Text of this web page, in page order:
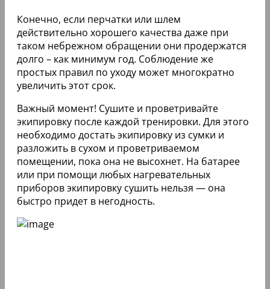
Конечно, если перчатки или шлем
действительно хорошего качества даже при
таком небрежном обращении они продержатся
долго – как минимум год. Соблюдение же
простых правил по уходу может многократно
увеличить этот срок.
Важный момент! Сушите и проветривайте
экипировку после каждой тренировки. Для этого
необходимо достать экипировку из сумки и
разложить в сухом и проветриваемом
помещении, пока она не высохнет. На батарее
или при помощи любых нагревательных
приборов экипировку сушить нельзя — она
быстро придет в негодность.